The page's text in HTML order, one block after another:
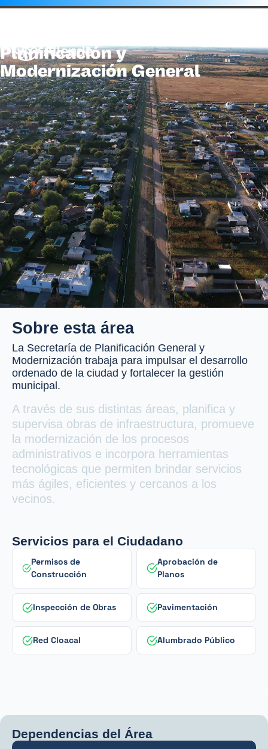
Planificación y
Modernización General
Sobre esta área
La Secretaría de Planificación General y
Modernización trabaja para impulsar el desarrollo
ordenado de la ciudad y fortalecer la gestión
municipal.
A través de sus distintas áreas, planifica y
supervisa obras de infraestructura, promueve
la modernización de los procesos
administrativos e incorpora herramientas
tecnológicas que permiten brindar servicios
más ágiles, eficientes y cercanos a los
vecinos.
Servicios para el Ciudadano
Permisos de
Construcción
Aprobación de
Planos
Inspección de Obras Pavimentación
Red Cloacal Alumbrado Público
Dependencias del Área